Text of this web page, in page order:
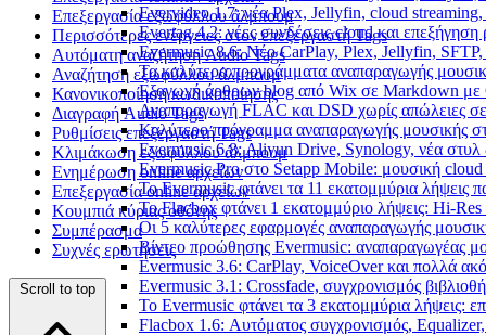
Evervideo 1.7: νέα Plex, Jellyfin, cloud streaming,
Evertag 4.2: νέες συνδέσεις cloud και
Evermusic 8.6: Νέο CarPlay, Plex, Jellyfin, SFTP,
Τα καλύτερα προγράμματα αναπαραγωγής
Εξαγωγή άρθρων blog από Wix σε Markdown
Αναπαραγωγή FLAC και DSD χωρίς απώλειες
Καλύτερο πρόγραμμα αναπαραγωγής μουσικής
Evermusic 6.8: Aliyun Drive, Synology, νέα στυλ
Evermusic Pro στο Setapp Mobile: μουσική cloud
Το Evermusic φτάνει τα 11 εκατομμύρια λήψεις
Το Flacbox φτάνει 1 εκατομμύριο λήψεις: Hi-Res
Οι 5 καλύτερες εφαρμογές αναπαραγωγής
Βίντεο προώθησης Evermusic: αναπαραγωγέας
Evermusic 3.6: CarPlay, VoiceOver και πολλά
Evermusic 3.1: Crossfade, συγχρονισμός
Το Evermusic φτάνει τα 3 εκατομμύρια λήψεις:
Flacbox 1.6: Αυτόματος συγχρονισμός,
Επεξεργασία εξωφύλλου άλμπουμ
Περισσότερες ενέργειες στον επεξεργαστή Tags
Αυτόματη αναζήτηση Audio Tags
Αναζήτηση εξωφύλλου άλμπουμ
Κανονικοποίηση κωδικοποίησης
Διαγραφή Audio Tags
Ρυθμίσεις επεξεργαστή Tags
Κλιμάκωση εξωφύλλου άλμπουμ
Ενημέρωση online αρχείων
Επεξεργασία online αρχείων
Κουμπιά κύριας οθόνης
Συμπέρασμα
Συχνές ερωτήσεις
Scroll to top